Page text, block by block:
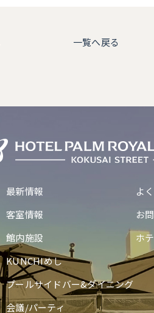
一覧へ戻る
最新情報
客室情報
館内施設
KUNCHIめし
プールサイドバー&ダイニング
会議/パーティ
よ
お
ホ